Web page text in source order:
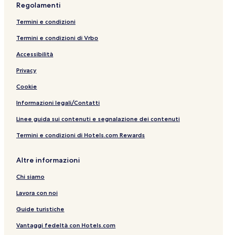
Regolamenti
Termini e condizioni
Termini e condizioni di Vrbo
Accessibilità
Privacy
Cookie
Informazioni legali/Contatti
Linee guida sui contenuti e segnalazione dei contenuti
Termini e condizioni di Hotels.com Rewards
Altre informazioni
Chi siamo
Lavora con noi
Guide turistiche
Vantaggi fedeltà con Hotels.com